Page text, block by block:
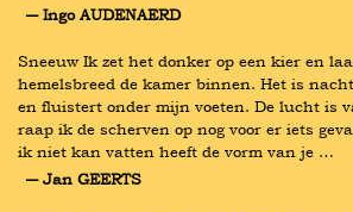
― Ingo AUDENAERD
Sneeuw Ik zet het donker op een kier en
hemelsbreed de kamer binnen. Het is
en fluistert onder mijn voeten. De lucht is
raap ik de scherven op nog voor er iets
ik niet kan vatten heeft de vorm van je …
― Jan GEERTS